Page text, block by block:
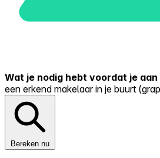
Wat je nodig hebt voordat je aan
een erkend makelaar in je buurt
Bereken nu